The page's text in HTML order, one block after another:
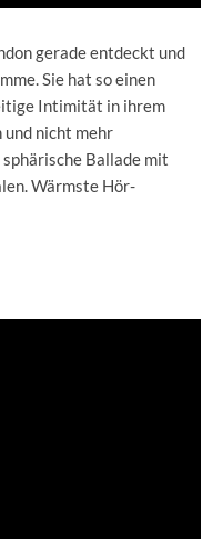
gerade entdeckt und
Sie hat so einen
Intimität in ihrem
und nicht mehr
sphärische Ballade mit
Wärmste Hör-